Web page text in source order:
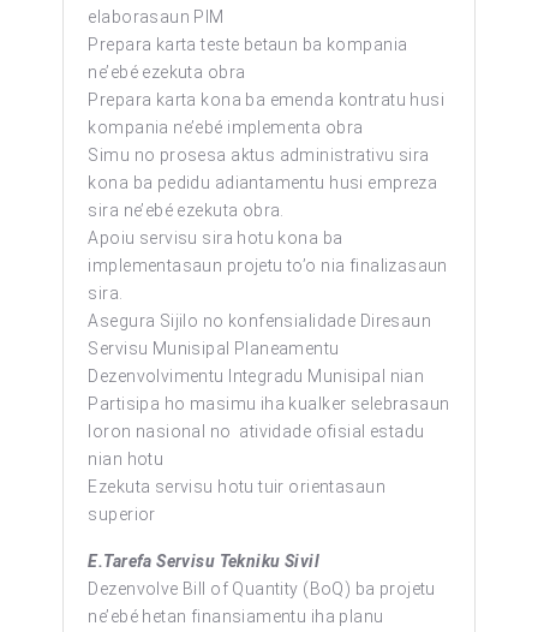
elaborasaun PIM
Prepara karta teste betaun ba kompania
ne’ebé ezekuta obra
Prepara karta kona ba emenda kontratu husi
kompania ne’ebé implementa obra
Simu no prosesa aktus administrativu sira
kona ba pedidu adiantamentu husi empreza
sira ne’ebé ezekuta obra.
Apoiu servisu sira hotu kona ba
implementasaun projetu to’o nia finalizasaun
sira.
Asegura Sijilo no konfensialidade Diresaun
Servisu Munisipal Planeamentu
Dezenvolvimentu Integradu Munisipal nian
Partisipa ho masimu iha kualker selebrasaun
loron nasional no atividade ofisial estadu
nian hotu
Ezekuta servisu hotu tuir orientasaun
superior
E.Tarefa Servisu Tekniku Sivil
Dezenvolve Bill of Quantity (BoQ) ba projetu
ne’ebé hetan finansiamentu iha planu